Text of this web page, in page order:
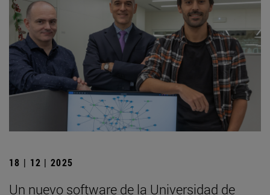
18 | 12 | 2025
Un nuevo software de la Universidad de